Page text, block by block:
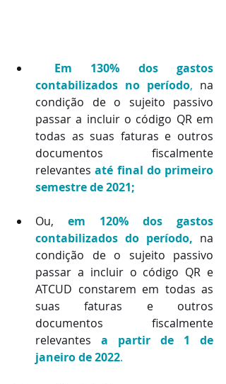
Em 130% dos gastos
contabilizados no período, na
condição de o sujeito passivo
passar a incluir o código QR em
todas as suas faturas e outros
documentos fiscalmente
relevantes até final do primeiro
semestre de 2021;
Ou, em 120% dos gastos
contabilizados do período, na
condição de o sujeito passivo
passar a incluir o código QR e
ATCUD constarem em todas as
suas faturas e outros
documentos fiscalmente
relevantes a partir de 1 de
janeiro de 2022.